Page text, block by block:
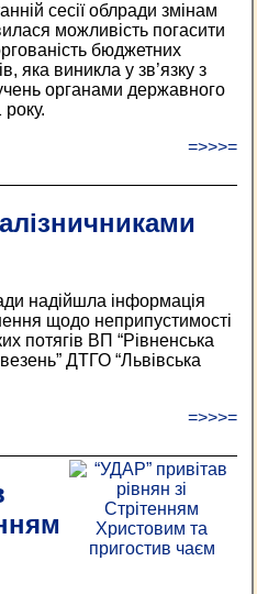
сесії облради змінам
можливість погасити
бюджетних
яка виникла у зв’язку з
органами державного
року.
=>>>=
надійшла інформація
щодо неприпустимості
потягів ВП “Рівненська
ДТГО “Львівська
=>>>=